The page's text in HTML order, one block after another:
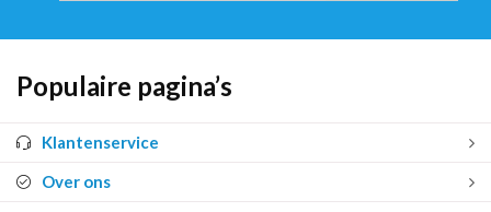
Populaire pagina’s
Klantenservice
Over ons